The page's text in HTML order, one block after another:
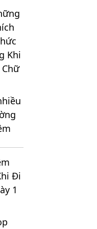
Phá
Khi
:
Những
Địa
Điểm
Đi
1